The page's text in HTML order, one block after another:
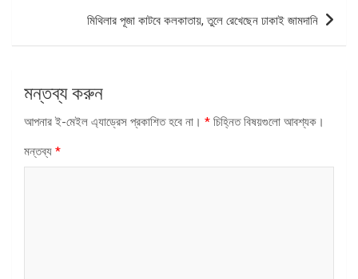
মিথিলার পূজা কাটবে কলকাতায়, তুলে রেখেছেন ঢাকাই জামদানি
মন্তব্য করুন
আপনার ই-মেইল এ্যাড্রেস প্রকাশিত হবে না। * চিহ্নিত বিষয়গুলো আবশ্যক।
মন্তব্য *